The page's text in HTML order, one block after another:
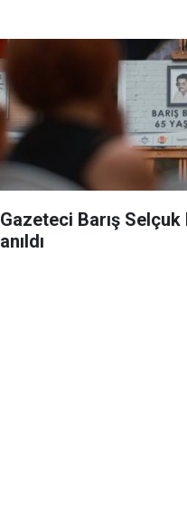
Gazeteci Barış Selçuk
anıldı